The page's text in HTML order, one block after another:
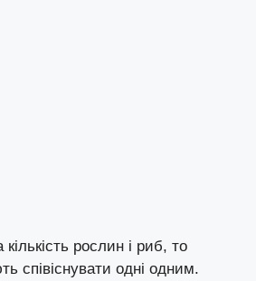
рослин і риб, то
співіснувати одні одним.